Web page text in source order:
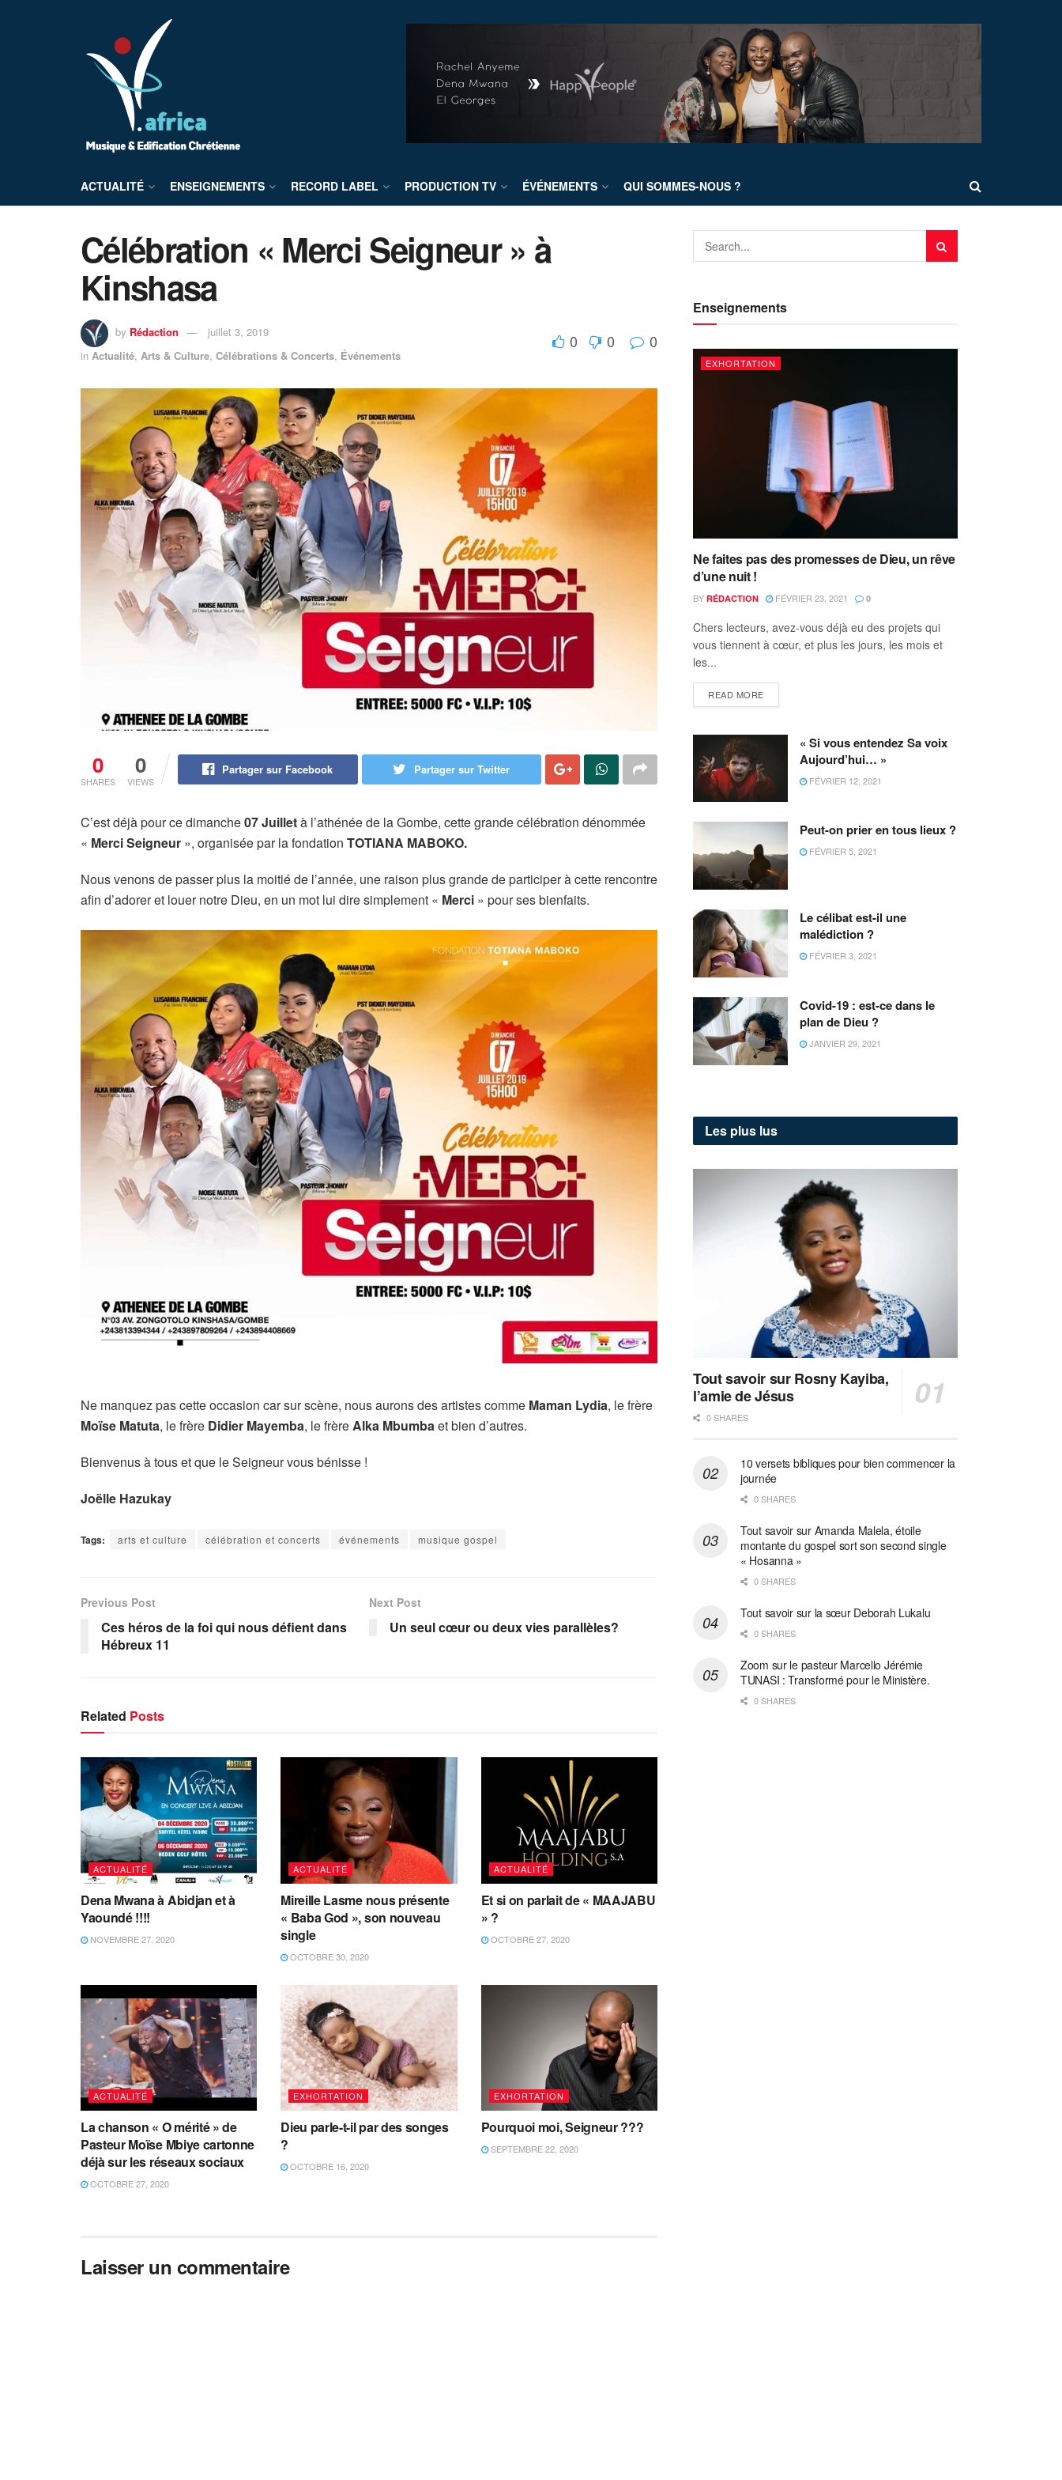
ACTUALITÉ ENSEIGNEMENTS RECORD LABEL PRODUCTION TV ÉVÉNEMENTS QUI SOMMES-NOUS ?
Célébration « Merci Seigneur » à
Kinshasa
by Rédaction
juillet 3, 2019
in Actualité, Arts & Culture, Célébrations & Concerts, Événements
0 0 0
0
SHARES
0
VIEWS
Partager sur Facebook Partager sur Twitter
C’est déjà pour ce dimanche07 Juilletà l’athénée de la Gombe, cette grande célébration dénommée
« Merci Seigneur », organisée par la fondation TOTIANA MABOKO.
Nous venons de passer plus la moitié de l’année, une raison plus grande de participer à cette rencontre
afin d’adorer et louer notre Dieu, en un mot lui dire simplement « Merci » pour ses bienfaits.
Ne manquez pas cette occasion car sur scène, nous aurons des artistes comme Maman Lydia, le frère
Moïse Matuta, le frère Didier Mayemba, le frèreAlka Mbumbaet bien d’autres.
Bienvenus à tous et que le Seigneur vous bénisse !
Joëlle Hazukay
Tags: arts et culture célébration et concerts événements musique gospel
Previous Post
Ces héros de la foi qui nous défient dans
Hébreux 11
Next Post
Un seul cœur ou deux vies parallèles?
Related Posts
ACTUALITÉ
Dena Mwana à Abidjan et à
Yaoundé !!!!
NOVEMBRE 27, 2020
ACTUALITÉ
Mireille Lasme nous présente
« Baba God », son nouveau
single
OCTOBRE 30, 2020
ACTUALITÉ
Et si on parlait de « MAAJABU
» ?
OCTOBRE 27, 2020
ACTUALITÉ
La chanson « O mérité » de
Pasteur Moïse Mbiye cartonne
déjà sur les réseaux sociaux
OCTOBRE 27, 2020
EXHORTATION
Dieu parle-t-il par des songes
?
OCTOBRE 16, 2020
EXHORTATION
Pourquoi moi, Seigneur ???
SEPTEMBRE 22, 2020
Laisser un commentaire
Enseignements
EXHORTATION
Ne faites pas des promesses de Dieu, un rêve
d’une nuit !
BY RÉDACTION FÉVRIER 23, 2021 0
Chers lecteurs, avez-vous déjà eu des projets qui
vous tiennent à cœur, et plus les jours, les mois et
les...
READ MORE
« Si vous entendez Sa voix
Aujourd’hui… »
FÉVRIER 12, 2021
Peut-on prier en tous lieux ?
FÉVRIER 5, 2021
Le célibat est-il une
malédiction ?
FÉVRIER 3, 2021
Covid-19 : est-ce dans le
plan de Dieu ?
JANVIER 29, 2021
Les plus lus
Tout savoir sur Rosny Kayiba,
l’amie de Jésus
0 SHARES
10 versets bibliques pour bien commencer la
journée
0 SHARES
Tout savoir sur Amanda Malela, étoile
montante du gospel sort son second single
« Hosanna »
0 SHARES
Tout savoir sur la sœur Deborah Lukalu
0 SHARES
Zoom sur le pasteur Marcello Jérémie
TUNASI : Transformé pour le Ministère.
0 SHARES